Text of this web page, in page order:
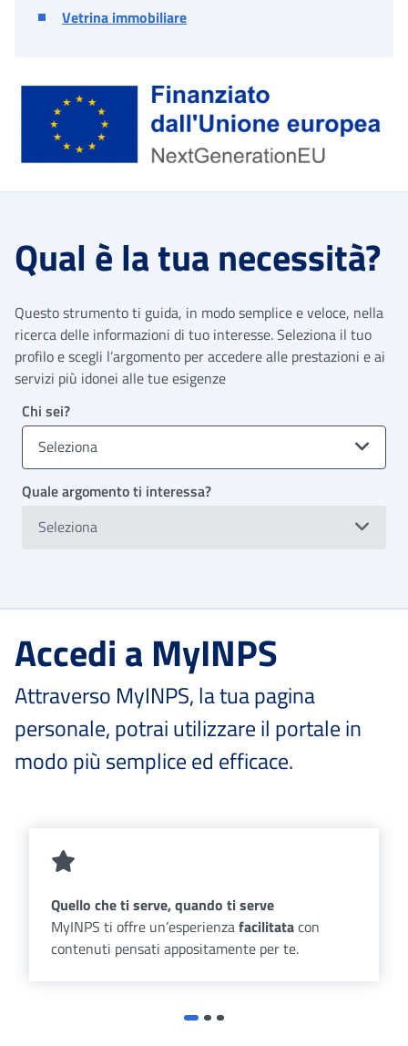
Vetrina immobiliare
Qual è la tua necessità?
Questo strumento ti guida, in modo semplice e veloce, nella
ricerca delle informazioni di tuo interesse. Seleziona il tuo
profilo e scegli l’argomento per accedere alle prestazioni e ai
servizi più idonei alle tue esigenze
Chi sei?
Seleziona
Quale argomento ti interessa?
Seleziona
Accedi a MyINPS
Attraverso MyINPS, la tua pagina
personale, potrai utilizzare il portale in
modo più semplice ed efficace.
Quello che ti serve, quando ti serve
MyINPS ti offre un’esperienzafacilitatacon
contenuti pensati appositamente per te.